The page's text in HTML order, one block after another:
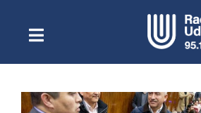
contenidoToggle
NavigationEscuchar Radio UdeC
Quiénes Somos